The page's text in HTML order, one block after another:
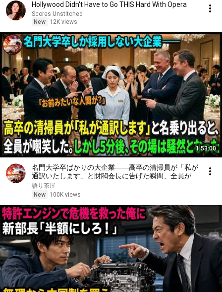
Hollywood Didn't Have to Go THIS Hard With Opera
Scores Unstitched
New
12K views
1:53:00
名門大学卒ばかりの大企業――高卒の清掃員が「私が
通訳いたします」と財閥会長に告げた瞬間、全員が嘲
笑した。しかし5分後、その場は静まり返った。#動
エピソード#老後の物語 #家族の物語
語り茶屋
New
100K views